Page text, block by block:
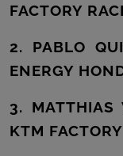
FACTORY
2. PABLO
ENERGY
3. MATTHIAS
KTM